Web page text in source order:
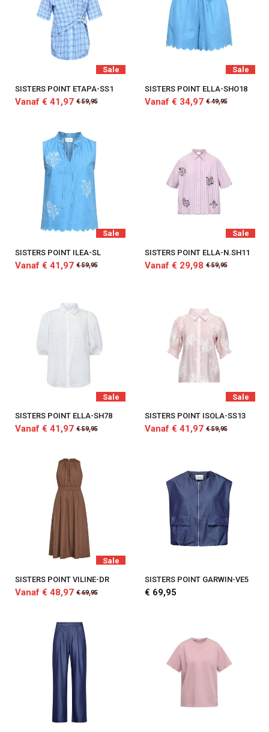
Sale
SISTERS POINT ETAPA-SS1
Vanaf € 41,97 € 59,95
Sale
SISTERS POINT ELLA-SHO18
Vanaf € 34,97 € 49,95
Sale
SISTERS POINT ILEA-SL
Vanaf € 41,97 € 59,95
Sale
SISTERS POINT ELLA-N.SH11
Vanaf € 29,98 € 59,95
Sale
SISTERS POINT ELLA-SH78
Vanaf € 41,97 € 59,95
Sale
SISTERS POINT ISOLA-SS13
Vanaf € 41,97 € 59,95
Sale
SISTERS POINT VILINE-DR
Vanaf € 48,97 € 69,95
SISTERS POINT GARWIN-VE5
€ 69,95